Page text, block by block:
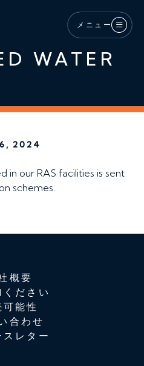
メニュー
WATER
2024
in our RAS facilities is sent
schemes.
概要
ください
可能性
合わせ
スレター